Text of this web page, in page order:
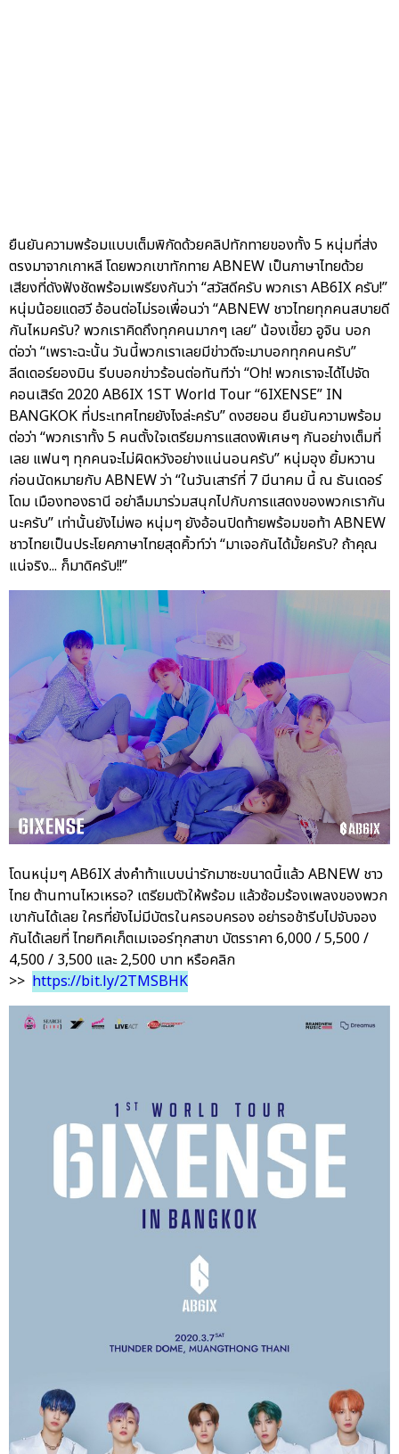
ยืนยันความพร้อมแบบเต็มพิกัดด้วยคลิปทักทายของทั้ง 5 หนุ่มที่ส่ง
ตรงมาจากเกาหลี โดยพวกเขาทักทาย ABNEW เป็นภาษาไทยด้วย
เสียงที่ดังฟังชัดพร้อมเพรียงกันว่า “สวัสดีครับ พวกเรา AB6IX ครับ!”
หนุ่มน้อยแดฮวี อ้อนต่อไม่รอเพื่อนว่า “ABNEW ชาวไทยทุกคนสบายดี
กันไหมครับ? พวกเราคิดถึงทุกคนมากๆ เลย” น้องเขี้ยว อูจิน บอก
ต่อว่า “เพราะฉะนั้น วันนี้พวกเราเลยมีข่าวดีจะมาบอกทุกคนครับ”
ลีดเดอร์ยองมิน รีบบอกข่าวร้อนต่อทันทีว่า “Oh! พวกเราจะได้ไปจัด
คอนเสิร์ต 2020 AB6IX 1ST World Tour “6IXENSE” IN
BANGKOK ที่ประเทศไทยยังไงล่ะครับ” ดงฮยอน ยืนยันความพร้อม
ต่อว่า “พวกเราทั้ง 5 คนตั้งใจเตรียมการแสดงพิเศษๆ กันอย่างเต็มที่
เลย แฟนๆ ทุกคนจะไม่ผิดหวังอย่างแน่นอนครับ” หนุ่มอุง ยิ้มหวาน
ก่อนนัดหมายกับ ABNEW ว่า “ในวันเสาร์ที่ 7 มีนาคม นี้ ณ ธันเดอร์
โดม เมืองทองธานี อย่าลืมมาร่วมสนุกไปกับการแสดงของพวกเรากัน
นะครับ” เท่านั้นยังไม่พอ หนุ่มๆ ยังอ้อนปิดท้ายพร้อมขอท้า ABNEW
ชาวไทยเป็นประโยคภาษาไทยสุดคิ้วท์ว่า “มาเจอกันได้มั้ยครับ? ถ้าคุณ
แน่จริง... ก็มาดิครับ!!”
โดนหนุ่มๆ AB6IX ส่งคำท้าแบบน่ารักมาซะขนาดนี้แล้ว ABNEW ชาว
ไทย ต้านทานไหวเหรอ? เตรียมตัวให้พร้อม แล้วซ้อมร้องเพลงของพวก
เขากันได้เลย ใครที่ยังไม่มีบัตรในครอบครอง อย่ารอช้ารีบไปจับจอง
กันได้เลยที่ ไทยทิคเก็ตเมเจอร์ทุกสาขา บัตรราคา 6,000 / 5,500 /
4,500 / 3,500 และ 2,500 บาท หรือคลิก
>> https://bit.ly/2TMSBHK